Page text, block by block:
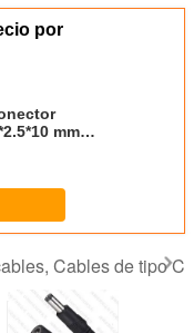
por
mm
Cables de tipo C